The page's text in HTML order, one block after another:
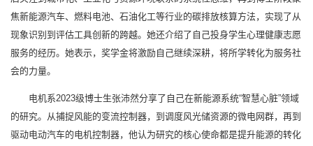
焦新能源汽车、燃料电池、石油化工等行业的碳排放核算方法，实现了从
现象识别到评估工具创新的跨越。她还介绍了自己投身学生心理健康志愿
服务的经历。她表示，奖学金将激励自己继续深耕，将所学转化为服务社
会的力量。
电机系2023级博士生张沛然分享了自己在新能源系统“智慧心脏”领域
的研究。从捕捉风能的变流控制器，到调度风光储资源的微电网群，再到
驱动电动汽车的电机控制器，他认为研究的核心使命都是提升能源的转化